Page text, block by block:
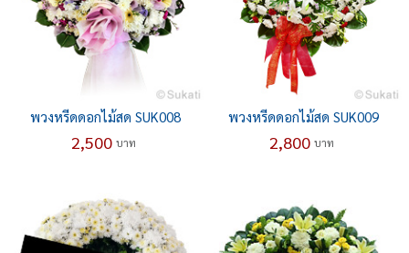
พวงหรีดดอกไม้สด SUK008
2,500 บาท
พวงหรีดดอกไม้สด SUK009
2,800 บาท